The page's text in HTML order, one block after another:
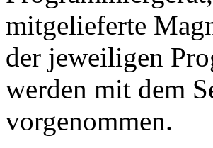
mitgelieferte
der jeweiligen
werden mit dem
vorgenommen.